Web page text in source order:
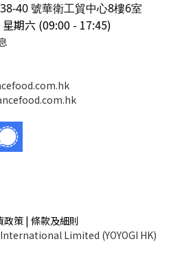
40 號華衛工貿中心8樓6室
期六 (09:00 - 17:45)
政策 | 條款及細則
Limited (YOYOGI HK)